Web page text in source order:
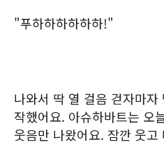
"푸하하하하하하!"
나와서 딱 열 걸음 걷자마자
작했어요. 아슈하바트는 오
웃음만 나왔어요. 잠깐 웃